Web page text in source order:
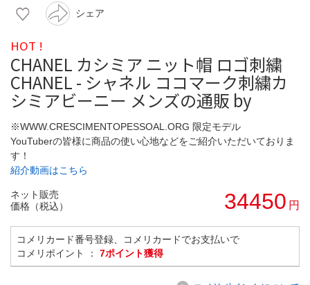
シェア
HOT !
CHANEL カシミア ニット帽 ロゴ刺繍
CHANEL - シャネル ココマーク刺繍カ
シミアビーニー メンズの通販 by
※WWW.CRESCIMENTOPESSOAL.ORG 限定モデル
YouTuberの皆様に商品の使い心地などをご紹介いただいておりま
す！
紹介動画はこちら
ネット販売
価格（税込）
34450 円
コメリカード番号登録、コメリカードでお支払いで
コメリポイント ： 7ポイント獲得